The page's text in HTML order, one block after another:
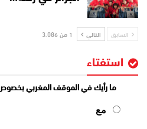
السابق التالي 1 من 3٬086
استفتاء
ما رأيك في الموقف المغربي بخصوص
مع